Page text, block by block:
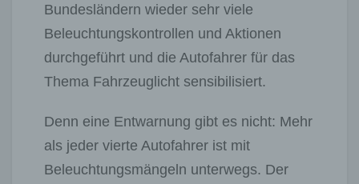
Bundesländern wieder sehr viele
Beleuchtungskontrollen und Aktionen
durchgeführt und die Autofahrer für das
Thema Fahrzeuglicht sensibilisiert.
Denn eine Entwarnung gibt es nicht: Mehr
als jeder vierte Autofahrer ist mit
Beleuchtungsmängeln unterwegs. Der